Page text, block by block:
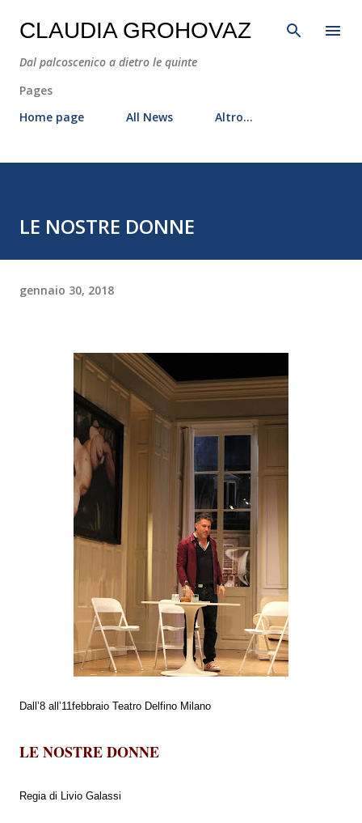
Passa ai contenuti principali
CLAUDIA GROHOVAZ
Dal palcoscenico a dietro le quinte
Pages
Home page
All News Altro…
LE NOSTRE DONNE
gennaio 30, 2018
Dall’8 all’11febbraio Teatro Delfino Milano
LE NOSTRE DONNE
Regia di Livio Galassi